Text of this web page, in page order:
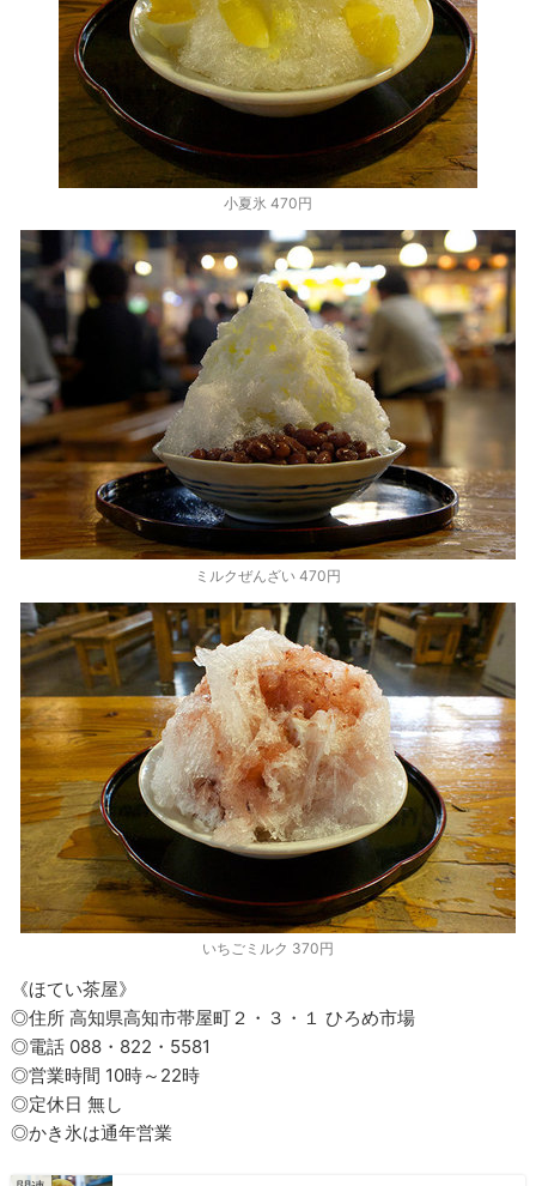
小夏氷 470円
ミルクぜんざい 470円
いちごミルク 370円
《ほてい茶屋》
◎住所 高知県高知市帯屋町２・３・１ ひろめ市場
◎電話 088・822・5581
◎営業時間 10時～22時
◎定休日 無し
◎かき氷は通年営業